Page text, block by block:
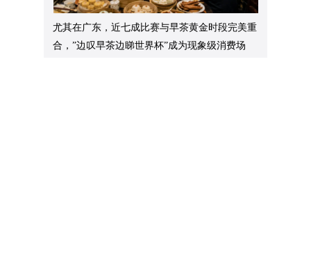
尤其在广东，近七成比赛与早茶黄金时段完美重
合，”边叹早茶边睇世界杯”成为现象级消费场